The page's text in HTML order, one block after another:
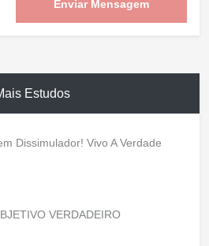
Enviar Mensagem
Estudos
Dissimulador! Vivo A Verdade
VERDADEIRO